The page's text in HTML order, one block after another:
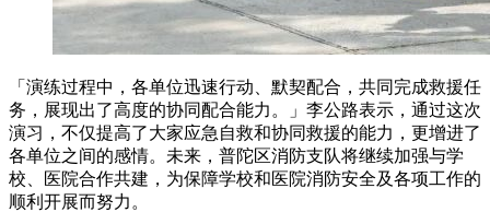
「演练过程中，各单位迅速行动、默契配合，共同完成救援任
务，展现出了高度的协同配合能力。」李公路表示，通过这次
演习，不仅提高了大家应急自救和协同救援的能力，更增进了
各单位之间的感情。未来，普陀区消防支队将继续加强与学
校、医院合作共建，为保障学校和医院消防安全及各项工作的
顺利开展而努力。